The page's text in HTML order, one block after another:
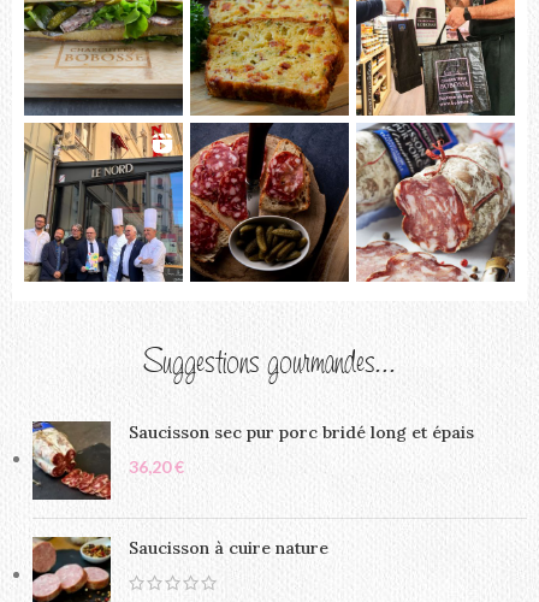
Suggestions gourmandes...
Saucisson sec pur porc bridé long et épais
€
Saucisson à cuire nature